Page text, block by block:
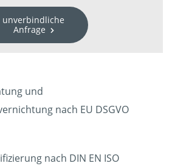
unverbindliche
Anfrage
und
nach EU DSGVO
nach DIN EN ISO